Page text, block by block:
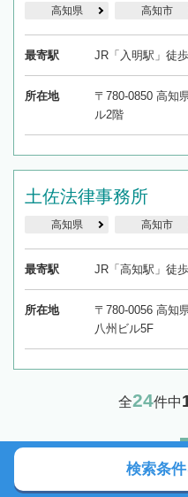
高知県 高知市
最寄駅 JR「入明駅」徒
所在地
〒780-0850 高知
ル2階
土佐法律事務所
高知県 高知市
最寄駅 JR「高知駅」徒
所在地
〒780-0056 高知
八州ビル5F
全24件中
検索条